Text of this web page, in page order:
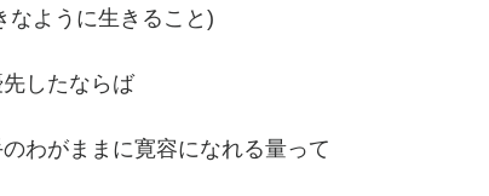
なように生きること)
先したならば
わがままに寛容になれる量って